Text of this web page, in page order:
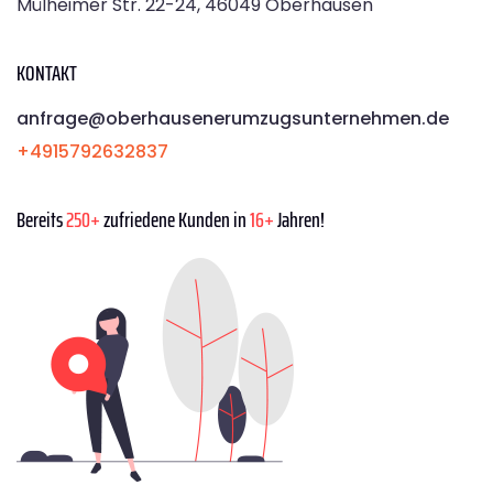
KONTAKT
anfrage@oberhausenerumzugsunternehmen.de
+4915792632837
Bereits250+zufriedene Kunden in16+Jahren!